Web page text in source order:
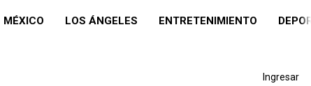
MÉXICO LOS ÁNGELES ENTRETENIMIENTO
Ingresar